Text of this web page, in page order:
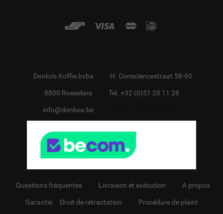
Donko's Koffie bvba H. Consciencestraat 58-60
8800 Roeselare Tel. +32 (0)51 20 11 28
info@donkos.be
Questions fréquentes Livraison et exécution A propos
Garantie& Droit de rétractation Procédure de plaint